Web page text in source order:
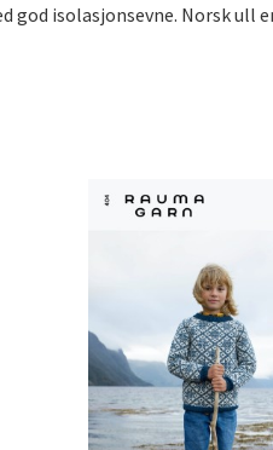
god isolasjonsevne. Norsk ull